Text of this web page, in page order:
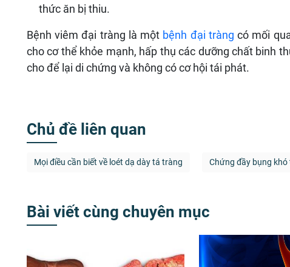
thức ăn bị thiu.
Bệnh viêm đại tràng là một bệnh đại tràng có mối
cho cơ thể khỏe mạnh, hấp thụ các dưỡng chất binh
cho để lại di chứng và không có cơ hội tái phát.
Chủ đề liên quan
Mọi điều cần biết về loét dạ dày tá tràng Chứng đầy bụng khó
Bài viết cùng chuyên mục